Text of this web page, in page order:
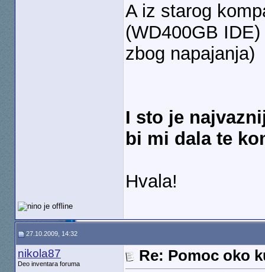
A iz starog
(WD400GB
zbog napajanja)
I sto je
bi mi dala te
Hvala!
27.10.2009, 14:32
nikola87
Deo inventara foruma
Re: Pomoc oko